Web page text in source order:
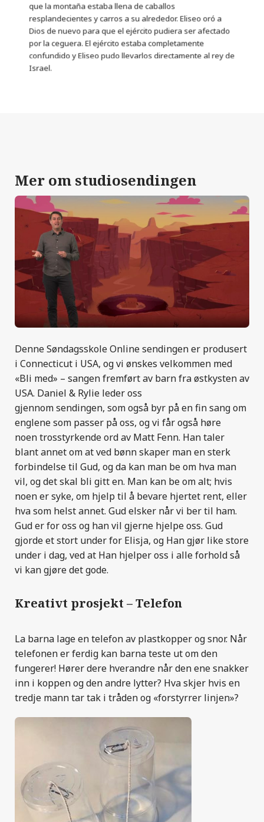
que la montaña estaba llena de caballos
resplandecientes y carros a su alrededor. Eliseo oró a
Dios de nuevo para que el ejército pudiera ser afectado
por la ceguera. El ejército estaba completamente
confundido y Eliseo pudo llevarlos directamente al rey de
Israel.
Mer om studiosendingen
Denne Søndagsskole Online sendingen er produsert
i Connecticut i USA, og vi ønskes velkommen med
«Bli med» – sangen fremført av barn fra østkysten av
USA. Daniel & Rylie leder oss
gjennom sendingen, som også byr på en fin sang om
englene som passer på oss, og vi får også høre
noen trosstyrkende ord av Matt Fenn. Han taler
blant annet om at ved bønn skaper man en sterk
forbindelse til Gud, og da kan man be om hva man
vil, og det skal bli gitt en. Man kan be om alt; hvis
noen er syke, om hjelp til å bevare hjertet rent, eller
hva som helst annet. Gud elsker når vi ber til ham.
Gud er for oss og han vil gjerne hjelpe oss. Gud
gjorde et stort under for Elisja, og Han gjør like store
under i dag, ved at Han hjelper oss i alle forhold så
vi kan gjøre det gode.
Kreativt prosjekt – Telefon
La barna lage en telefon av plastkopper og snor. Når
telefonen er ferdig kan barna teste ut om den
fungerer! Hører dere hverandre når den ene snakker
inn i koppen og den andre lytter? Hva skjer hvis en
tredje mann tar tak i tråden og «forstyrrer linjen»?